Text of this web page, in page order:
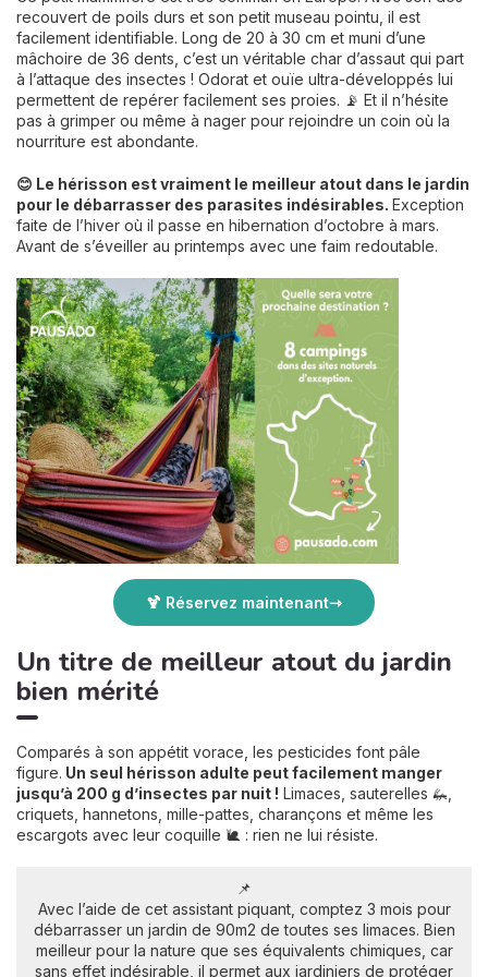
recouvert de poils durs et son petit museau pointu, il est
facilement identifiable. Long de 20 à 30 cm et muni d’une
mâchoire de 36 dents, c’est un véritable char d’assaut qui part
à l’attaque des insectes ! Odorat et ouïe ultra-développés lui
permettent de repérer facilement ses proies. 📡 Et il n’hésite
pas à grimper ou même à nager pour rejoindre un coin où la
nourriture est abondante.
😊 Le hérisson est vraiment le meilleur atout dans le jardin
pour le débarrasser des parasites indésirables. Exception
faite de l’hiver où il passe en hibernation d’octobre à mars.
Avant de s’éveiller au printemps avec une faim redoutable.
🍹 Réservez maintenant
Un titre de meilleur atout du jardin
bien mérité
Comparés à son appétit vorace, les pesticides font pâle
figure. Un seul hérisson adulte peut facilement manger
jusqu’à 200 g d’insectes par nuit ! Limaces, sauterelles 🦗,
criquets, hannetons, mille-pattes, charançons et même les
escargots avec leur coquille 🐌 : rien ne lui résiste.
📌
Avec l’aide de cet assistant piquant, comptez 3 mois pour
débarrasser un jardin de 90m2 de toutes ses limaces. Bien
meilleur pour la nature que ses équivalents chimiques, car
sans effet indésirable, il permet aux jardiniers de protéger